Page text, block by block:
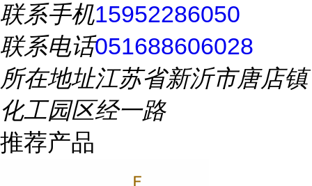
联系手机15952286050
联系电话051688606028
所在地址江苏省新沂市唐店镇
化工园区经一路
推荐产品